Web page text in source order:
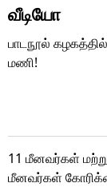
வீடியோ
பாடநூல்
மணி!
11 மீனவர்கள்
மீனவர்கள்